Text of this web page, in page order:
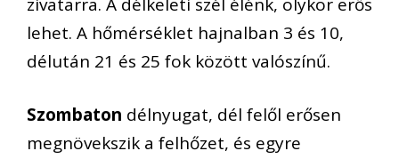
lehet. A hőmérséklet hajnalban 3 és 10,
délután 21 és 25 fok között valószínű.
Szombaton délnyugat, dél felől erősen
megnövekszik a felhőzet, és egyre